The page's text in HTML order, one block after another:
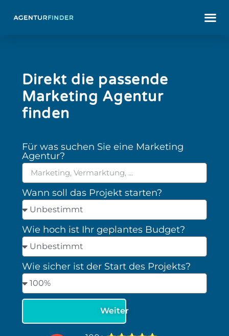
Direkt die passende
Marketing Agentur
finden
Für was suchen Sie eine Marketing
Agentur?
Wann soll das Projekt starten?
Wie hoch ist Ihr geplantes Budget?
Wie sicher ist der Start des Projekts?